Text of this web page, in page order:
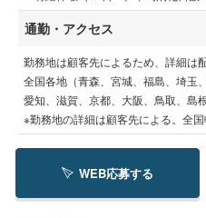
通勤・アクセス
勤務地は顧客先によるため、詳細は
全国各地（青森、宮城、福島、埼玉
愛知、滋賀、京都、大阪、鳥取、島
※勤務地の詳細は顧客先による。全国
WEB応募する